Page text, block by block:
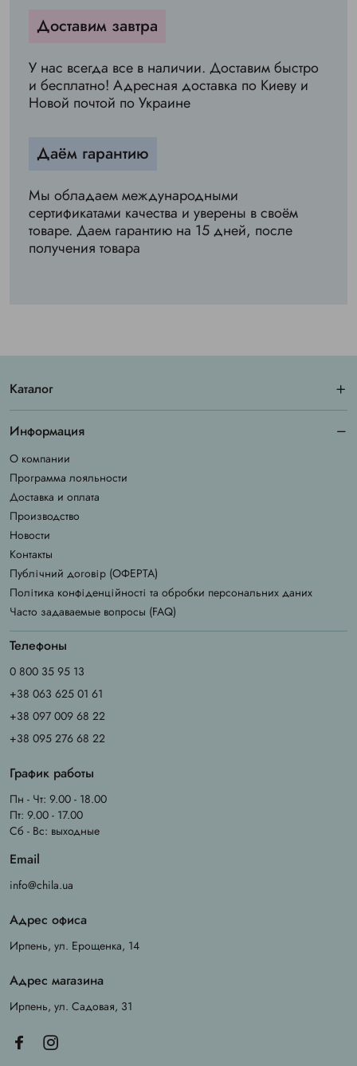
Доставим завтра
У нас всегда все в наличии. Доставим быстро
и бесплатно! Адресная доставка по Киеву и
Новой почтой по Украине
Даём гарантию
Мы обладаем международными
сертификатами качества и уверены в своём
товаре. Даем гарантию на 15 дней, после
получения товара
Каталог
Информация
О компании
Программа лояльности
Доставка и оплата
Производство
Новости
Контакты
Публічний договір (ОФЕРТА)
Політика конфіденційності та обробки персональних даних
Часто задаваемые вопросы (FAQ)
Телефоны
0 800 35 95 13
+38 063 625 01 61
+38 097 009 68 22
+38 095 276 68 22
График работы
Пн - Чт: 9.00 - 18.00
Пт: 9.00 - 17.00
Сб - Вс: выходные
Email
info@chila.ua
Адрес офиса
Ирпень, ул. Ерощенка, 14
Адрес магазина
Ирпень, ул. Садовая, 31